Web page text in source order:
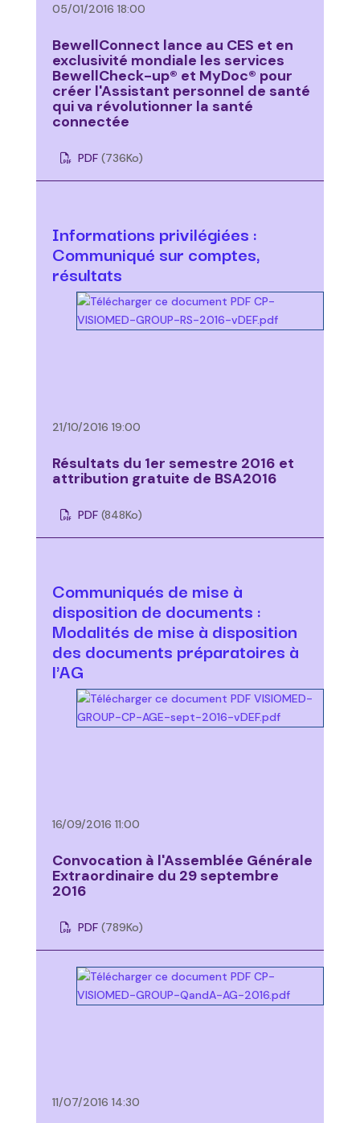
05/01/2016 18:00
BewellConnect lance au CES et en
exclusivité mondiale les services
BewellCheck-up® et MyDoc® pour
créer l'Assistant personnel de santé
qui va révolutionner la santé
connectée
PDF (736Ko)
Informations privilégiées :
Communiqué sur comptes,
résultats
21/10/2016 19:00
Résultats du 1er semestre 2016 et
attribution gratuite de BSA2016
PDF (848Ko)
Communiqués de mise à
disposition de documents :
Modalités de mise à disposition
des documents préparatoires à
l'AG
16/09/2016 11:00
Convocation à l'Assemblée Générale
Extraordinaire du 29 septembre
2016
PDF (789Ko)
11/07/2016 14:30